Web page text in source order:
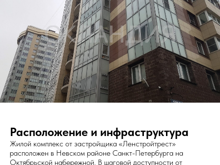
Расположение и инфраструктура
Жилой комплекс от застройщика «Ленстройтрест»
расположен в Невском районе Санкт-Петербурга на
Октябрьской набережной. В шаговой доступности от